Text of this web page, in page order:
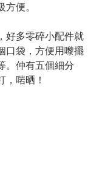
便。
好多零碎小配件就
口袋，方便用嚟擺
。仲有五個細分
，啱晒！